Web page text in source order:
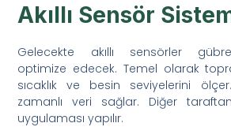
Akıllı Sensör
Gelecekte akıllı sensörler
optimize edecek. Temel olarak
sıcaklık ve besin seviyelerini
zamanlı veri sağlar. Diğer
uygulaması yapılır.